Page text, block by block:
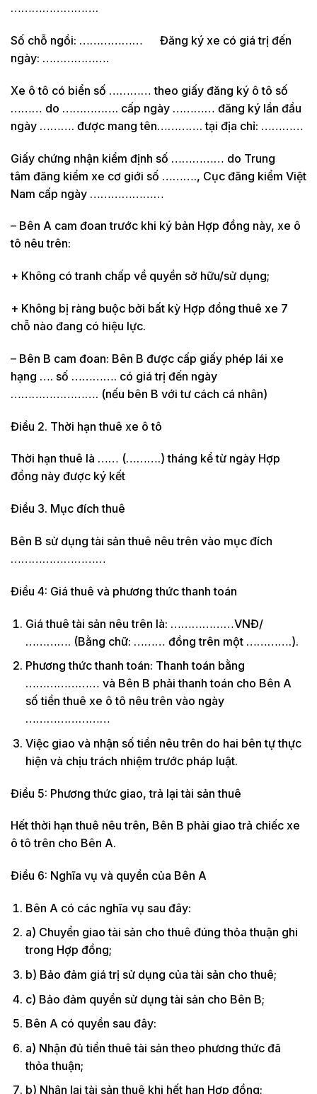
…………………….
Số chỗ ngồi: ……………… Đăng ký xe có giá trị đến
ngày: ……………….
Xe ô tô có biển số ………… theo giấy đăng ký ô tô số
……… do ……………. cấp ngày ………… đăng ký lần đầu
ngày ………. được mang tên…………. tại địa chỉ: …………
Giấy chứng nhận kiểm định số …………… do Trung
tâm đăng kiểm xe cơ giới số ………., Cục đăng kiểm Việt
Nam cấp ngày …………………
– Bên A cam đoan trước khi ký bản Hợp đồng này, xe ô
tô nêu trên:
+ Không có tranh chấp về quyền sở hữu/sử dụng;
+ Không bị ràng buộc bởi bất kỳ Hợp đồng thuê xe 7
chỗ nào đang có hiệu lực.
– Bên B cam đoan: Bên B được cấp giấy phép lái xe
hạng …. số …………. có giá trị đến ngày
……………………. (nếu bên B với tư cách cá nhân)
Điều 2. Thời hạn thuê xe ô tô
Thời hạn thuê là …… (……….) tháng kể từ ngày Hợp
đồng này được ký kết
Điều 3. Mục đích thuê
Bên B sử dụng tài sản thuê nêu trên vào mục đích
………………………
Điều 4: Giá thuê và phương thức thanh toán
Giá thuê tài sản nêu trên là: ………………VNĐ/
…………. (Bằng chữ: ……… đồng trên một ………….).
Phương thức thanh toán: Thanh toán bằng
………………… và Bên B phải thanh toán cho Bên A
số tiền thuê xe ô tô nêu trên vào ngày
……………………
Việc giao và nhận số tiền nêu trên do hai bên tự thực
hiện và chịu trách nhiệm trước pháp luật.
Điều 5: Phương thức giao, trả lại tài sản thuê
Hết thời hạn thuê nêu trên, Bên B phải giao trả chiếc xe
ô tô trên cho Bên A.
Điều 6: Nghĩa vụ và quyền của Bên A
Bên A có các nghĩa vụ sau đây:
a) Chuyển giao tài sản cho thuê đúng thỏa thuận ghi
trong Hợp đồng;
b) Bảo đảm giá trị sử dụng của tài sản cho thuê;
c) Bảo đảm quyền sử dụng tài sản cho Bên B;
Bên A có quyền sau đây:
a) Nhận đủ tiền thuê tài sản theo phương thức đã
thỏa thuận;
b) Nhận lại tài sản thuê khi hết hạn Hợp đồng;